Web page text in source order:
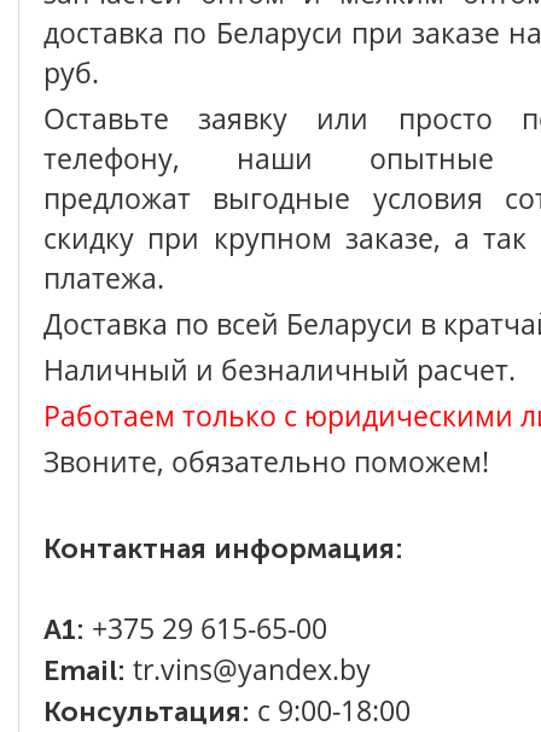
доставка по Беларуси при заказе
руб.
Оставьте заявку или просто
телефону, наши опытные
предложат выгодные условия
скидку при крупном заказе, а так
платежа.
Доставка по всей Беларуси в
Наличный и безналичный расчет.
Работаем только с юридическими
Звоните, обязательно поможем!
Контактная информация:
A1: +375 29 615-65-00
Email: tr.vins@yandex.by
Консультация: с 9:00-18:00